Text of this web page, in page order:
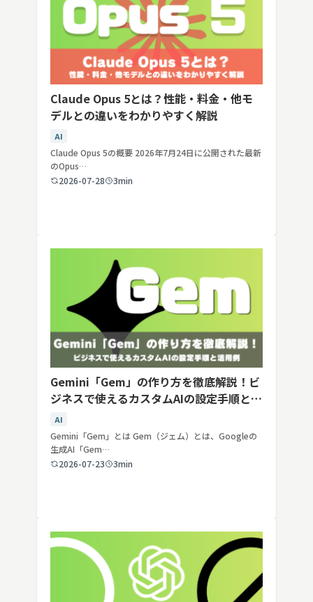
Claude Opus 5とは？性能・料金・他モ
デルとの違いをわかりやすく解説
AI
Claude Opus 5の概要 2026年7月24日に公開された最新
のOpus…
2026-07-28
3min
Gemini「Gem」の作り方を徹底解説！ビ
ジネスで使えるカスタムAIの設定手順と活
用例
AI
Gemini「Gem」とは Gem（ジェム）とは、Googleの
生成AI「Gem…
2026-07-23
3min